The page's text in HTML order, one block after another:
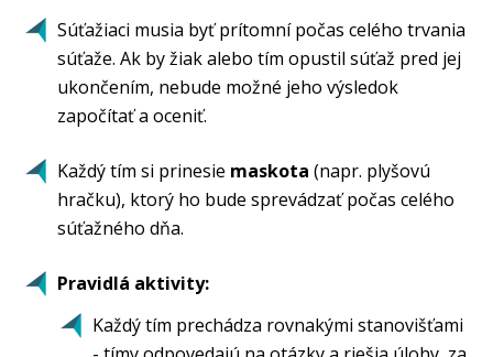
Súťažiaci musia byť prítomní počas celého trvania
súťaže. Ak by žiak alebo tím opustil súťaž pred jej
ukončením, nebude možné jeho výsledok
započítať a oceniť.
Každý tím si prinesie maskota (napr. plyšovú
hračku), ktorý ho bude sprevádzať počas celého
súťažného dňa.
Pravidlá aktivity:
Každý tím prechádza rovnakými stanovišťami